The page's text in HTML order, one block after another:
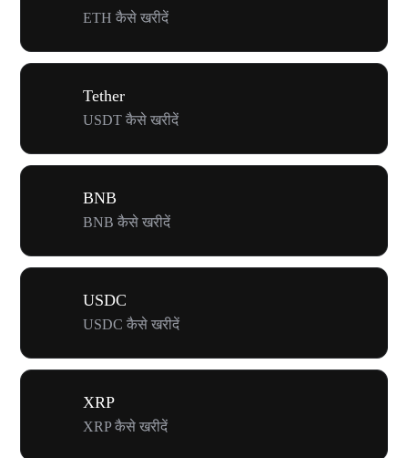
ETH कैसे खरीदें
Tether
USDT कैसे खरीदें
BNB
BNB कैसे खरीदें
USDC
USDC कैसे खरीदें
XRP
XRP कैसे खरीदें